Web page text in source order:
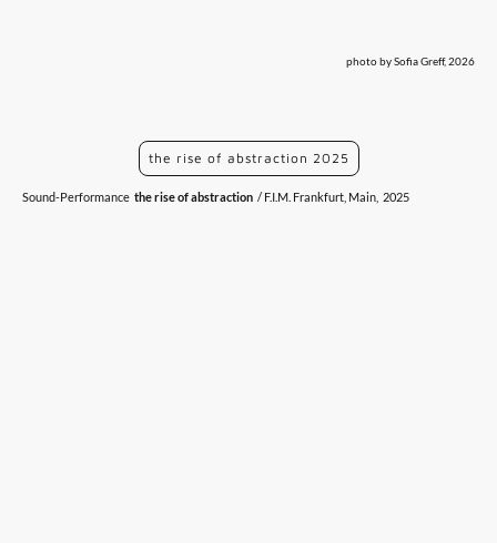
photo by Sofia Greff, 2026
the rise of abstraction 2025
Sound-Performance the rise of abstraction / F.I.M. Frankfurt, Main, 2025